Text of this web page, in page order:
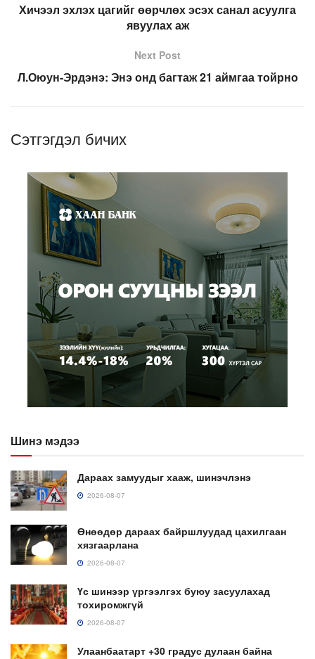
Хичээл эхлэх цагийг өөрчлөх эсэх санал асуулга
явуулах аж
Next Post
Л.Оюун-Эрдэнэ: Энэ онд багтаж 21 аймгаа тойрно
Сэтгэгдэл бичих
Шинэ мэдээ
Дараах замуудыг хааж, шинэчлэнэ
2026-08-07
Өнөөдөр дараах байршлуудад цахилгаан
хязгаарлана
2026-08-07
Үс шинээр үргээлгэх буюу засуулахад
тохиромжгүй
2026-08-07
Улаанбаатарт +30 градус дулаан байна